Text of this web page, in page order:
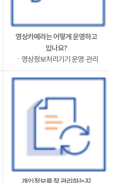
영상카메라는 어떻게 운영하고
있나요?
ㆍ영상정보처리기기 운영·관리